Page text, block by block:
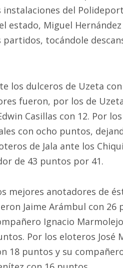
del
estado, Miguel
tocándole
los dulceros de Uzeta
fueron, por los de
Casillas con 12. Por
con ocho puntos,
de Jala ante los
de 43 puntos por 41.
mejores anotadores de
Jaime Arámbul con 26
Ignacio
Por los eloteros José
18 puntos y su